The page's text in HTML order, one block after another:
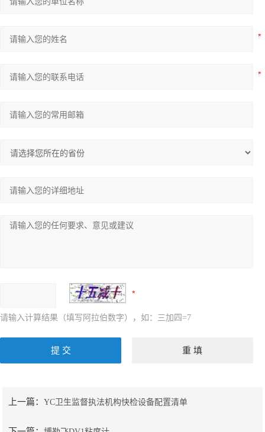
请输入计算结果（填写阿拉伯数字），如：三加四=7
上一篇：YC卫生监督执法机构快检设备配置清单